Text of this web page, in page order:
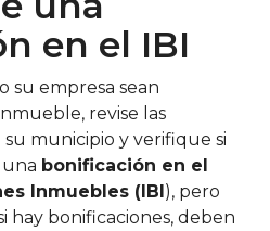
en el IBI
su empresa sean
revise las
municipio y verifique si
bonificación en el
Inmuebles (IBI), pero
hay bonificaciones, deben